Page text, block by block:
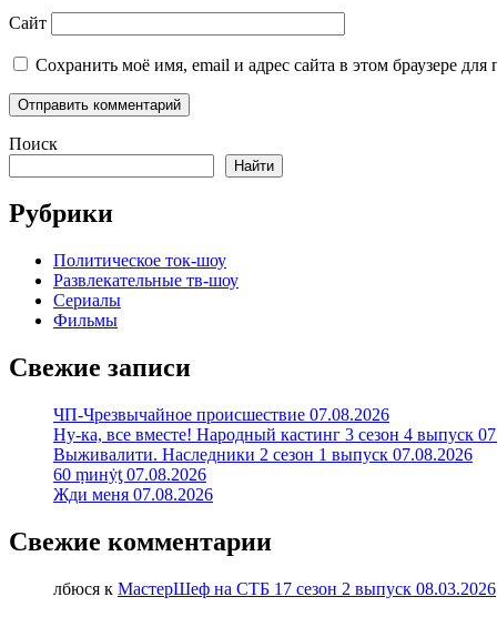
Сайт
Сохранить моё имя, email и адрес сайта в этом браузере
Поиск
Найти
Рубрики
Политическое ток-шоу
Развлекательные тв-шоу
Сериалы
Фильмы
Свежие записи
ЧП-Чрезвычайное происшествие 07.08.2026
Ну-ка, все вместе! Народный кастинг 3 сезон 4 выпуск
Выживалити. Наследники 2 сезон 1 выпуск 07.08.2026
60 ṃинẏƫ 07.08.2026
Жди меня 07.08.2026
Свежие комментарии
лбюся к МастерШеф на СТБ 17 сезон 2 выпуск 08.03.2026